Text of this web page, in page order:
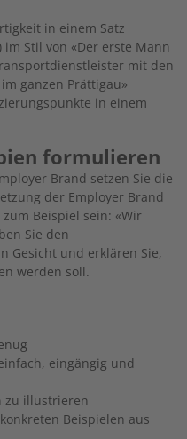
in einem Satz
im Stil von «Der erste Mann
mit den
ganzen Prättigau»
in einem
formulieren
Brand setzen Sie die
der Employer Brand
Beispiel sein: «Wir
Sie den
Gesicht und erklären Sie,
werden soll.
eingängig und
zu illustrieren
Beispielen aus